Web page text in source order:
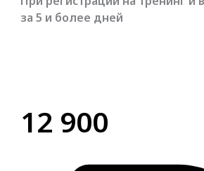
за 5 и более дней
12 900